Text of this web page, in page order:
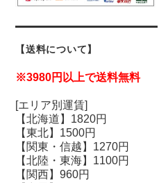
【送料について】
※3980円以上で送料無料
[エリア別運賃]
【北海道】1820円
【東北】1500円
【関東・信越】1270円
【北陸・東海】1100円
【関西】960円